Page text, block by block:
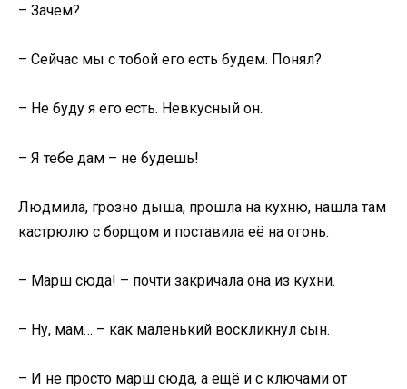
– Зачем?
– Сейчас мы с тобой его есть будем. Понял?
– Не буду я его есть. Невкусный он.
– Я тебе дам – не будешь!
Людмила, грозно дыша, прошла на кухню, нашла там
кастрюлю с борщом и поставила её на огонь.
– Марш сюда! – почти закричала она из кухни.
– Ну, мам… – как маленький воскликнул сын.
– И не просто марш сюда, а ещё и с ключами от